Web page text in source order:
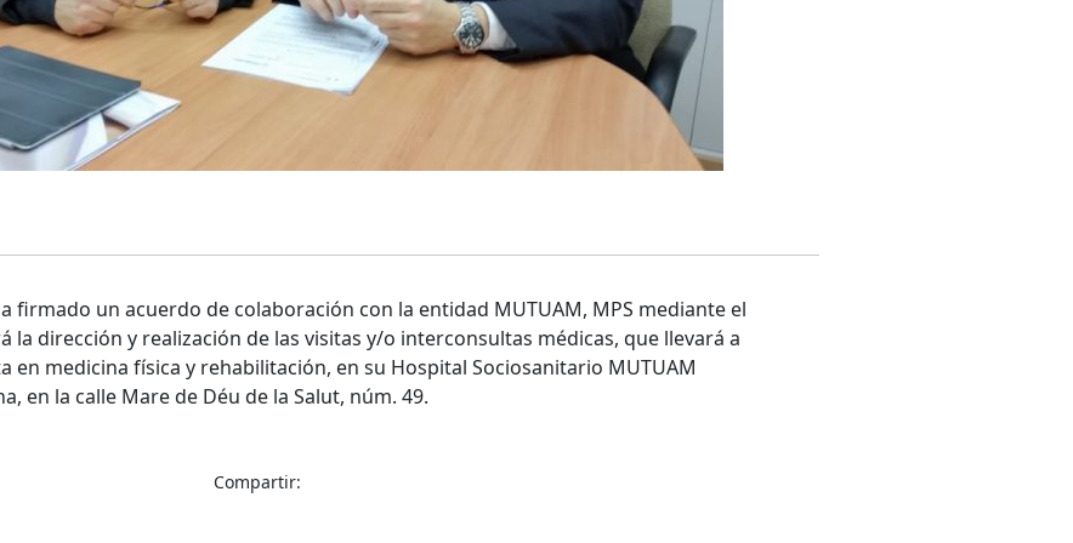
firmado un acuerdo de colaboración con la entidad MUTUAM, MPS mediante el
la dirección y realización de las visitas y/o interconsultas médicas, que llevará a
en medicina física y rehabilitación, en su Hospital Sociosanitario MUTUAM
en la calle Mare de Déu de la Salut, núm. 49.
Compartir: